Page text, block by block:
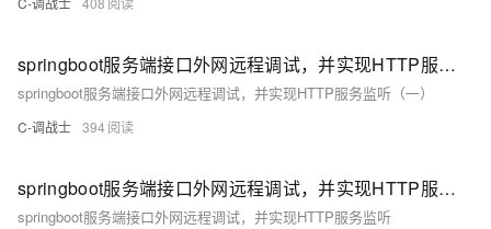
springboot服务端接口外网远程调试，并实现HTTP服务监听（一）
springboot服务端接口外网远程调试，并实现HTTP服务监听（一）
C-调战士 394
springboot服务端接口外网远程调试，并实现HTTP服务监听
springboot服务端接口外网远程调试，并实现HTTP服务监听